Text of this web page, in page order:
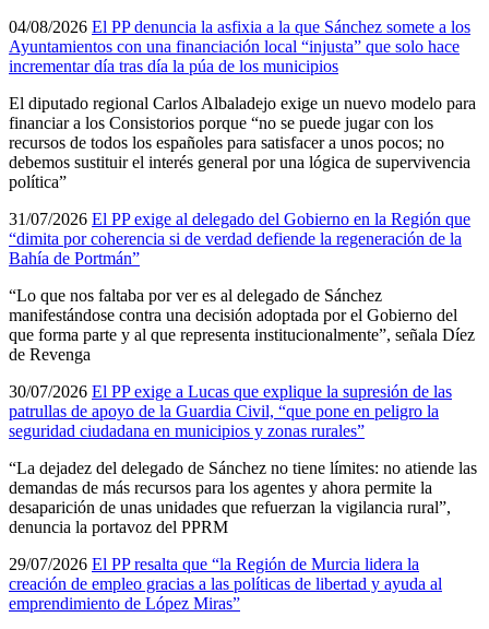
04/08/2026 El PP denuncia la asfixia a la que Sánchez somete a los
Ayuntamientos con una financiación local “injusta” que solo hace
incrementar día tras día la púa de los municipios
El diputado regional Carlos Albaladejo exige un nuevo modelo para
financiar a los Consistorios porque “no se puede jugar con los
recursos de todos los españoles para satisfacer a unos pocos; no
debemos sustituir el interés general por una lógica de supervivencia
política”
31/07/2026 El PP exige al delegado del Gobierno en la Región que
“dimita por coherencia si de verdad defiende la regeneración de la
Bahía de Portmán”
“Lo que nos faltaba por ver es al delegado de Sánchez
manifestándose contra una decisión adoptada por el Gobierno del
que forma parte y al que representa institucionalmente”, señala Díez
de Revenga
30/07/2026 El PP exige a Lucas que explique la supresión de las
patrullas de apoyo de la Guardia Civil, “que pone en peligro la
seguridad ciudadana en municipios y zonas rurales”
“La dejadez del delegado de Sánchez no tiene límites: no atiende las
demandas de más recursos para los agentes y ahora permite la
desaparición de unas unidades que refuerzan la vigilancia rural”,
denuncia la portavoz del PPRM
29/07/2026 El PP resalta que “la Región de Murcia lidera la
creación de empleo gracias a las políticas de libertad y ayuda al
emprendimiento de López Miras”